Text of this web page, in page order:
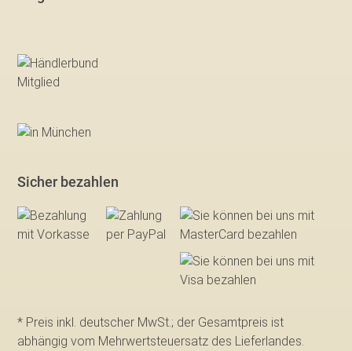
Sicher bezahlen
* Preis inkl. deutscher MwSt.; der Gesamtpreis ist
abhängig vom Mehrwertsteuersatz des Lieferlandes.